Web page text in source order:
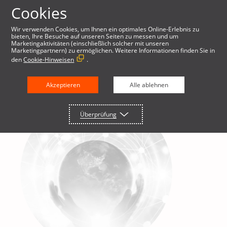
Cookies
Wir verwenden Cookies, um Ihnen ein optimales Online-Erlebnis zu
bieten, Ihre Besuche auf unseren Seiten zu messen und um
Marketingaktivitäten (einschließlich solcher mit unseren
Marketingpartnern) zu ermöglichen. Weitere Informationen finden Sie in
denCookie-Hinweisen .
Akzeptieren Alle ablehnen
Überprüfung